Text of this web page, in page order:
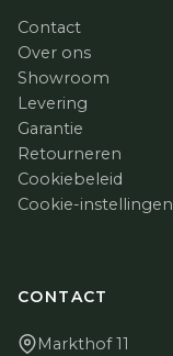
Contact
Over ons
Showroom
Levering
Garantie
Retourneren
Cookiebeleid
Cookie-instellingen
CONTACT
Markthof 11